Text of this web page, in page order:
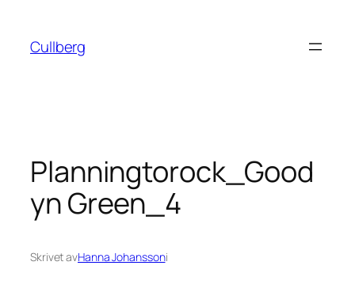
innehåll
Cullberg
Planningtorock_Good
yn Green_4
Skrivet avHanna Johanssoni